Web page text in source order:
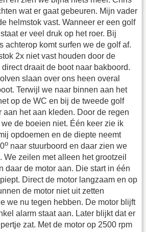
wat er gaat gebeuren. Mijn vader
helmstok vast. Wanneer er een golf
er veel druk op het roer. Bij
achterop komt surfen we de golf af.
2x niet vast houden door de
draait de boot naar bakboord.
slaan over ons heen overal
Terwijl we naar binnen aan het
op de WC en bij de tweede golf
het aan kleden. Door de regen
de boeien niet. Één keer zie ik
opdoemen en de diepte neemt
o naar stuurboord en daar zien we
zeilen met alleen het grootzeil
daar de motor aan. Die start in één
Direct de motor langzaam en op
de motor niet uit zetten
we nu tegen hebben. De motor blijft
alarm staat aan. Later blijkt dat er
zat. Met de motor op 2500 rpm